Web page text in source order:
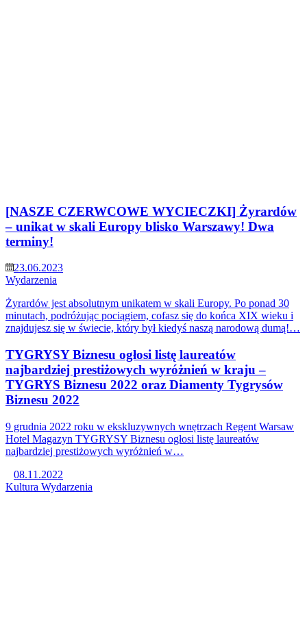
[NASZE CZERWCOWE WYCIECZKI] Żyrardów
– unikat w skali Europy blisko Warszawy! Dwa
terminy!
23.06.2023
Wydarzenia
Żyrardów jest absolutnym unikatem w skali Europy. Po ponad 30
minutach, podróżując pociągiem, cofasz się do końca XIX wieku i
znajdujesz się w świecie, który był kiedyś naszą narodową dumą!…
TYGRYSY Biznesu ogłosi listę laureatów
najbardziej prestiżowych wyróżnień w kraju –
TYGRYS Biznesu 2022 oraz Diamenty Tygrysów
Biznesu 2022
9 grudnia 2022 roku w ekskluzywnych wnętrzach Regent Warsaw
Hotel Magazyn TYGRYSY Biznesu ogłosi listę laureatów
najbardziej prestiżowych wyróżnień w…
08.11.2022
Kultura Wydarzenia